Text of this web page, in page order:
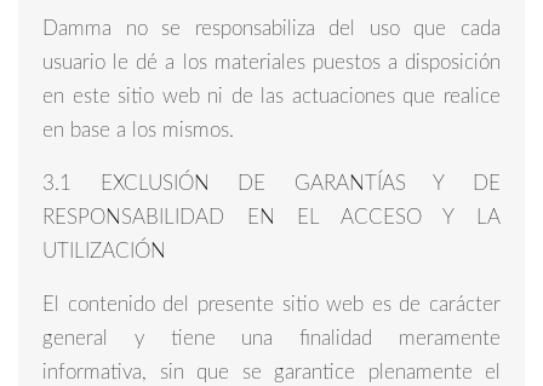
Damma no se responsabiliza del uso que cada
usuario le dé a los materiales puestos a disposición
en este sitio web ni de las actuaciones que realice
en base a los mismos.
3.1 EXCLUSIÓN DE GARANTÍAS Y DE
RESPONSABILIDAD EN EL ACCESO Y LA
UTILIZACIÓN
El contenido del presente sitio web es de carácter
general y tiene una finalidad meramente
informativa, sin que se garantice plenamente el